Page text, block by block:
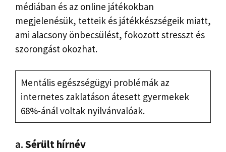
médiában és az online játékokban
megjelenésük, tetteik és játékkészségeik miatt,
ami alacsony önbecsülést, fokozott stresszt és
szorongást okozhat.
Mentális egészségügyi problémák az
internetes zaklatáson átesett gyermekek
68%-ánál voltak nyilvánvalóak.
a.Sérült hírnév